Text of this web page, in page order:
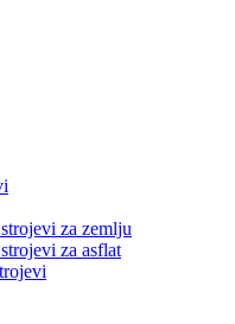
za zemlju
za asflat